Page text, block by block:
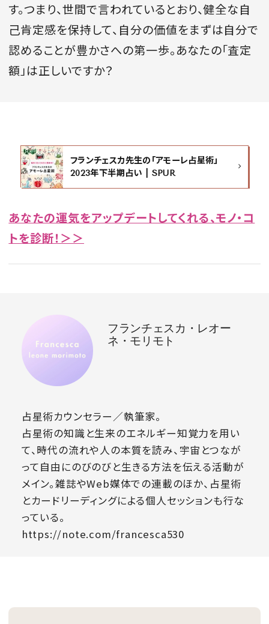
す。つまり、世間で言われているとおり、健全な自
己肯定感を保持して、自分の価値をまずは自分で
認めることが豊かさへの第一歩。あなたの「査定
額」は正しいですか？
フランチェスカ先生の「アモーレ占星術」
2023年下半期占い | SPUR
あなたの運気をアップデートしてくれる、モノ・コ
トを診断！＞＞
フランチェスカ・レオー
ネ・モリモト
占星術カウンセラー／執筆家。
占星術の知識と生来のエネルギー知覚力を用い
て、時代の流れや人の本質を読み、宇宙とつなが
って自由にのびのびと生きる方法を伝える活動が
メイン。雑誌やWeb媒体での連載のほか、占星術
とカードリーディングによる個人セッションも行な
っている。
https://note.com/francesca530